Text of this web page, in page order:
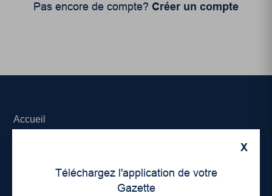
Pas encore de compte? Créer un compte
X
Téléchargez l'application de votre
Gazette
Accueil
Déontologie et confidentialité